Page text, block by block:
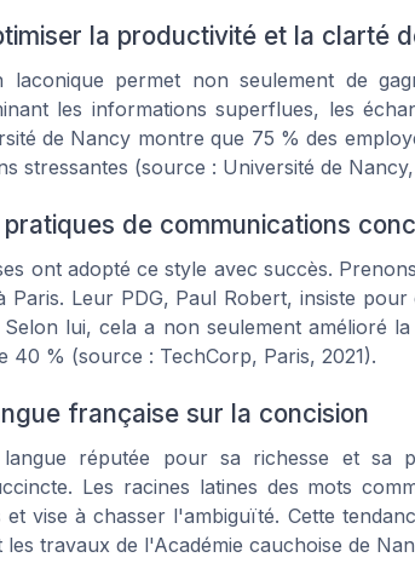
la productivité et la clarté
laconique permet non seulement de
les informations superflues, les
de Nancy montre que 75 % des
stressantes (source : Université de
de communications
ont adopté ce style avec succès.
Paris. Leur PDG, Paul Robert, insiste
lui, cela a non seulement amélioré
40 % (source : TechCorp, Paris, 2021).
française sur la concision
réputée pour sa richesse et sa
Les racines latines des mots
et vise à chasser l'ambiguïté. Cette
les travaux de l'Académie cauchoise de